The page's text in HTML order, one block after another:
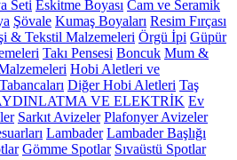
Seti Eskitme Boyası Cam ve Seramik
Şövale Kumaş Boyaları Resim Fırçası
& Tekstil Malzemeleri Örgü İpi Güpür
Takı Pensesi Boncuk Mum &
Hobi Aletleri ve
Diğer Hobi Aletleri Taş
VE ELEKTRİK Ev
Sarkıt Avizeler Plafonyer Avizeler
Lambader Lambader Başlığı
Gömme Spotlar Sıvaüstü Spotlar